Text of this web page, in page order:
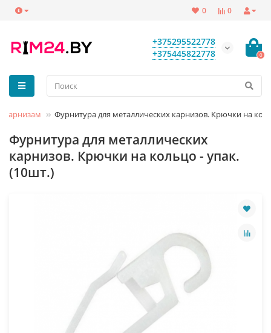
0
0
+375295522778
+375445822778
0
карнизам Фурнитура для металлических карнизов. Крючки на
Фурнитура для металлических
карнизов. Крючки на кольцо - упак.
(10шт.)